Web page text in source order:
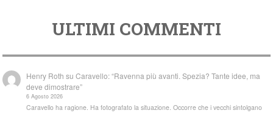
ULTIMI COMMENTI
Henry Roth suCaravello: “Ravenna più avanti. Spezia? Tante idee, ma
deve dimostrare”
6 Agosto 2026
Caravello ha ragione. Ha fotografato la situazione. Occorre che i vecchi sintolgano